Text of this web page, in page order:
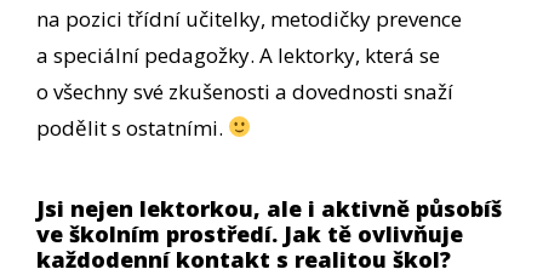
na pozici třídní učitelky, metodičky prevence
a speciální pedagožky. A lektorky, která se
o všechny své zkušenosti a dovednosti snaží
podělit s ostatními.
Jsi nejen lektorkou, ale i aktivně působíš
ve školním prostředí. Jak tě ovlivňuje
každodenní kontakt s realitou škol?